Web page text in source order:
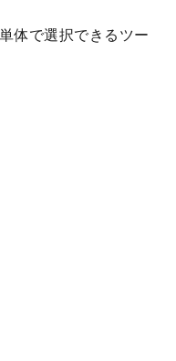
体で選択できるツー